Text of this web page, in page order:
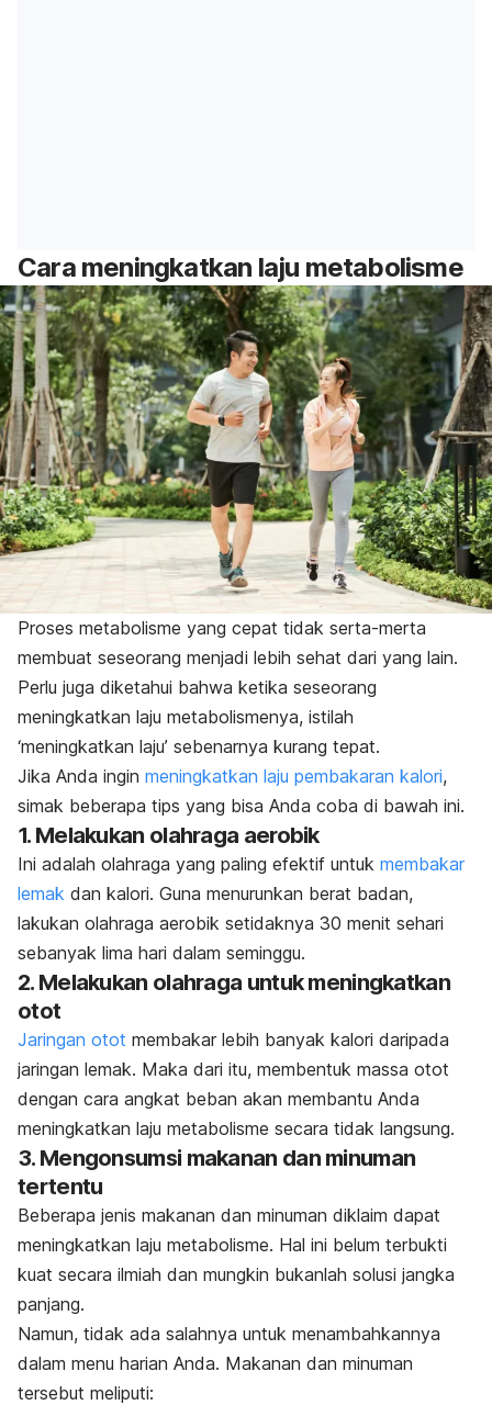
Cara meningkatkan laju metabolisme
Proses metabolisme yang cepat tidak serta-merta
membuat seseorang menjadi lebih sehat dari yang lain.
Perlu juga diketahui bahwa ketika seseorang
meningkatkan laju metabolismenya, istilah
‘meningkatkan laju’ sebenarnya kurang tepat.
Jika Anda ingin meningkatkan laju pembakaran kalori,
simak beberapa tips yang bisa Anda coba di bawah ini.
1. Melakukan olahraga aerobik
Ini adalah olahraga yang paling efektif untuk membakar
lemak dan kalori. Guna menurunkan berat badan,
lakukan olahraga aerobik setidaknya 30 menit sehari
sebanyak lima hari dalam seminggu.
2. Melakukan olahraga untuk meningkatkan
otot
Jaringan otot membakar lebih banyak kalori daripada
jaringan lemak. Maka dari itu, membentuk massa otot
dengan cara angkat beban akan membantu Anda
meningkatkan laju metabolisme secara tidak langsung.
3. Mengonsumsi makanan dan minuman
tertentu
Beberapa jenis makanan dan minuman diklaim dapat
meningkatkan laju metabolisme. Hal ini belum terbukti
kuat secara ilmiah dan mungkin bukanlah solusi jangka
panjang.
Namun, tidak ada salahnya untuk menambahkannya
dalam menu harian Anda. Makanan dan minuman
tersebut meliputi: